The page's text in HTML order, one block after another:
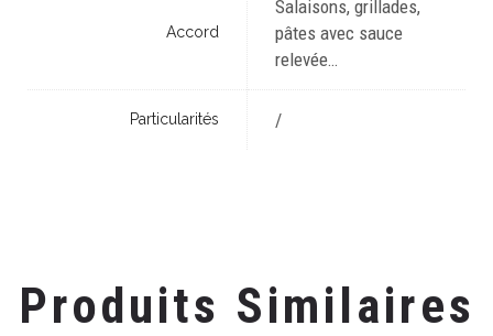
Accord
Salaisons, grillades,
pâtes avec sauce
relevée…
Particularités /
Produits Similaires
11,90